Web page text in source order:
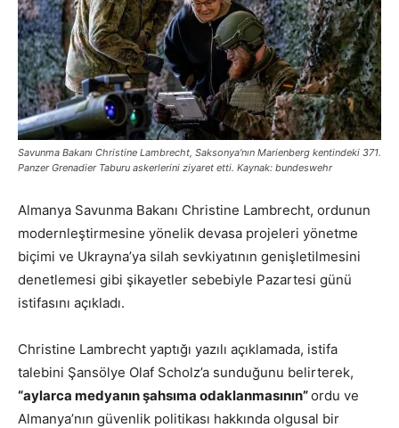
Savunma Bakanı Christine Lambrecht, Saksonya'nın Marienberg kentindeki 371.
Panzer Grenadier Taburu askerlerini ziyaret etti. Kaynak: bundeswehr
Almanya Savunma Bakanı Christine Lambrecht, ordunun
modernleştirmesine yönelik devasa projeleri yönetme
biçimi ve Ukrayna’ya silah sevkiyatının genişletilmesini
denetlemesi gibi şikayetler sebebiyle Pazartesi günü
istifasını açıkladı.
Christine Lambrecht yaptığı yazılı açıklamada, istifa
talebini Şansölye Olaf Scholz’a sunduğunu belirterek,
“aylarca medyanın şahsıma odaklanmasının”ordu ve
Almanya’nın güvenlik politikası hakkında olgusal bir